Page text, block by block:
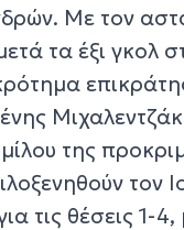
Με τον
τα έξι γκολ
της
τον
τις θέσεις 1-